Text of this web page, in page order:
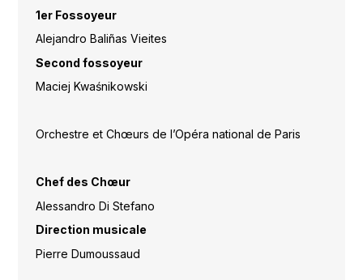
1er Fossoyeur
Alejandro Baliñas Vieites
Second fossoyeur
Maciej Kwaśnikowski
Orchestre et Chœurs de l’Opéra national de Paris
Chef des Chœur
Alessandro Di Stefano
Direction musicale
Pierre Dumoussaud